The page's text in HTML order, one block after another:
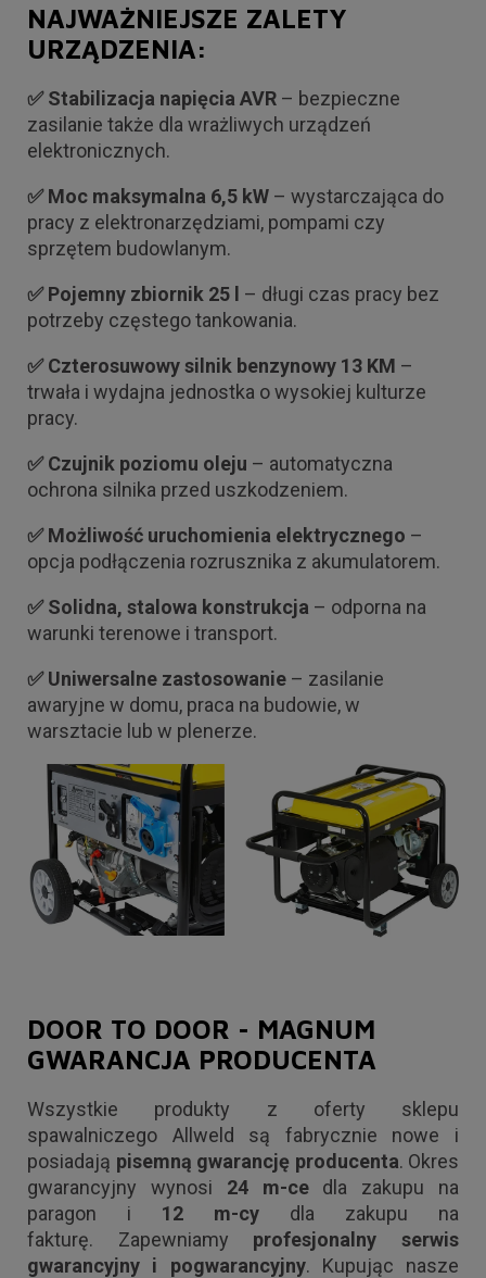
NAJWAŻNIEJSZE ZALETY
URZĄDZENIA:
✅ Stabilizacja napięcia AVR – bezpieczne
zasilanie także dla wrażliwych urządzeń
elektronicznych.
✅ Moc maksymalna 6,5 kW – wystarczająca do
pracy z elektronarzędziami, pompami czy
sprzętem budowlanym.
✅ Pojemny zbiornik 25 l
– długi czas pracy bez
potrzeby częstego tankowania.
✅ Czterosuwowy silnik benzynowy 13 KM –
trwała i wydajna jednostka o wysokiej kulturze
pracy.
✅ Czujnik poziomu oleju – automatyczna
ochrona silnika przed uszkodzeniem.
✅ Możliwość uruchomienia elektrycznego –
opcja podłączenia rozrusznika z akumulatorem.
✅ Solidna, stalowa konstrukcja – odporna na
warunki terenowe i transport.
✅ Uniwersalne zastosowanie – zasilanie
awaryjne w domu, praca na budowie, w
warsztacie lub w plenerze.
DOOR TO DOOR - MAGNUM
GWARANCJA PRODUCENTA
Wszystkie produkty z oferty sklepu
spawalniczego Allweld są fabrycznie nowe i
posiadają pisemną gwarancję producenta. Okres
gwarancyjny wynosi 24 m-cedla zakupu na
paragon i 12 m-cy dla zakupu na
fakturę. Zapewniamy profesjonalny serwis
gwarancyjny i pogwarancyjny. Kupując nasze